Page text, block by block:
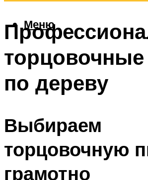
Меню
по дереву
Выбираем
торцовочную
грамотно